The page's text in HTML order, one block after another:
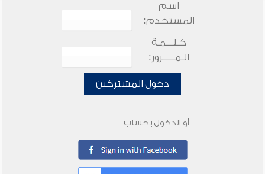
اسم
المستخدم:
كـلـــمـة
الـمـــــرور:
دخول المشتركين
أو الدخول بحساب